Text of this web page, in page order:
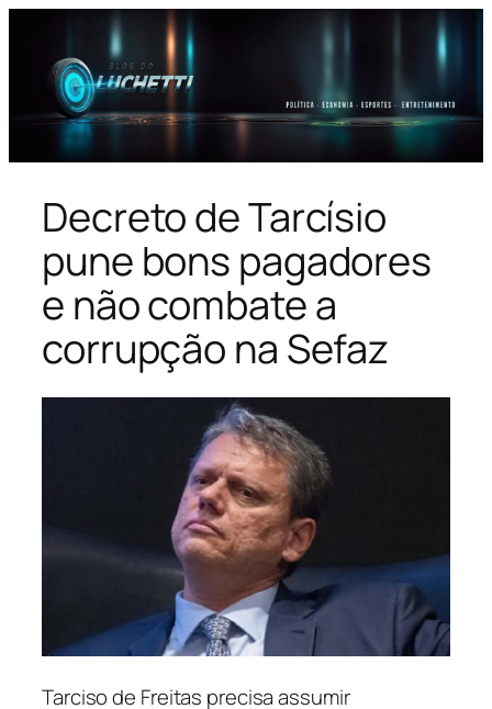
conteúdo
Decreto de Tarcísio
pune bons pagadores
e não combate a
corrupção na Sefaz
Tarciso de Freitas precisa assumir